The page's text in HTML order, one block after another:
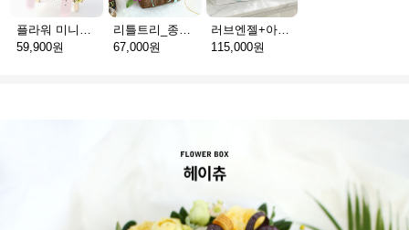
플라워 미니화환 A(서울)
59,900원
리틀트리_종이방향제(서울)
67,000원
러브엔젤+아가방딸랑이(서울)
115,000원